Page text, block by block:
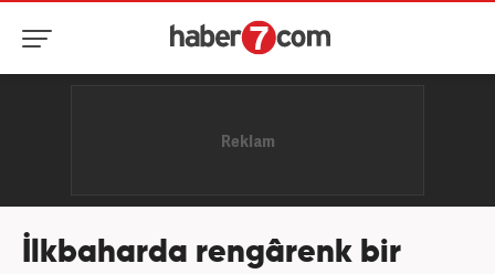
İlkbaharda rengârenk bir